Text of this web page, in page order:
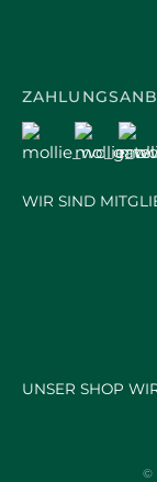
WIR SIND
UNSER SHOP
©